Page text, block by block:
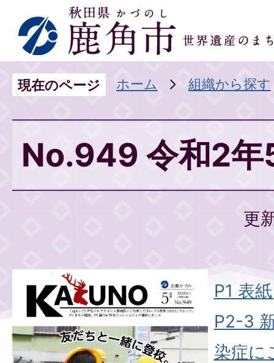
現在のページ ホーム 組織から探す
No.949 令和2年
更
P1 表
P2-3
染症に